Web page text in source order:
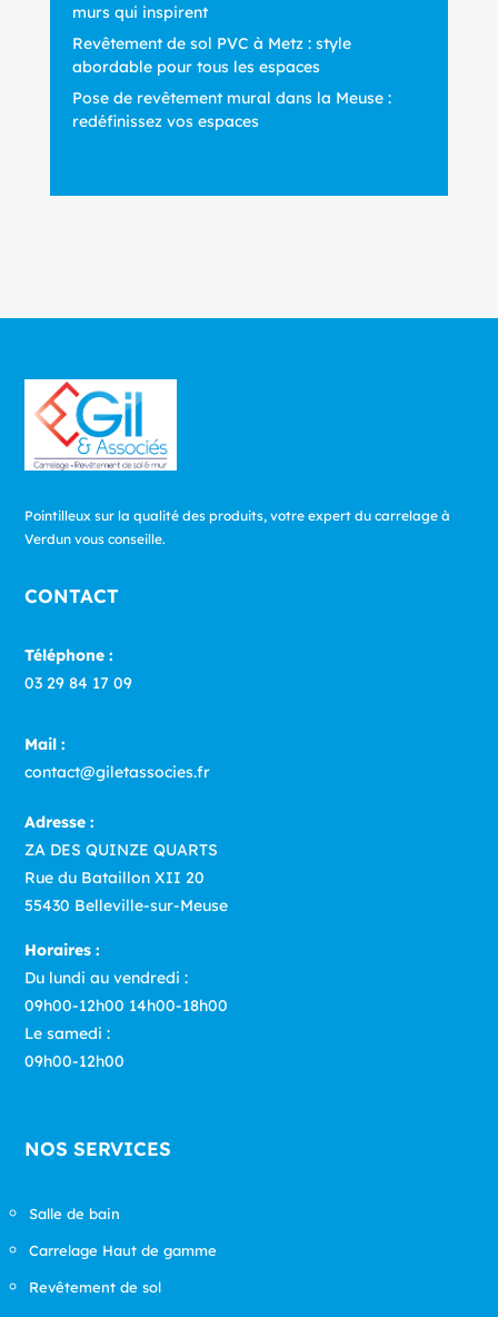
murs qui inspirent
Revêtement de sol PVC à Metz : style
abordable pour tous les espaces
Pose de revêtement mural dans la Meuse :
redéfinissez vos espaces
Pointilleux sur la qualité des produits, votre expert du carrelage à
Verdun vous conseille.
CONTACT
Téléphone :
03 29 84 17 09
Mail :
contact@giletassocies.fr
Adresse :
ZA DES QUINZE QUARTS
Rue du Bataillon XII 20
55430 Belleville-sur-Meuse
Horaires :
Du lundi au vendredi :
09h00-12h00 14h00-18h00
Le samedi :
09h00-12h00
NOS SERVICES
Salle de bain
Carrelage Haut de gamme
Revêtement de sol